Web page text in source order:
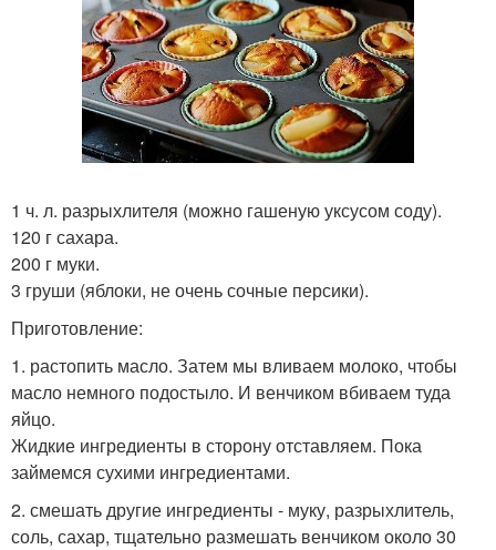
1 ч. л. разрыхлителя (можно гашеную уксусом соду).
120 г сахара.
200 г муки.
3 груши (яблоки, не очень сочные персики).
Приготовление:
1. растопить масло. Затем мы вливаем молоко, чтобы
масло немного подостыло. И венчиком вбиваем туда
яйцо.
Жидкие ингредиенты в сторону отставляем. Пока
займемся сухими ингредиентами.
2. смешать другие ингредиенты - муку, разрыхлитель,
соль, сахар, тщательно размешать венчиком около 30